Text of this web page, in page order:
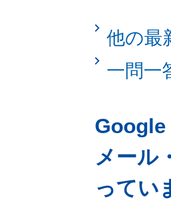
他の最
一問一
Google
メール
ってい